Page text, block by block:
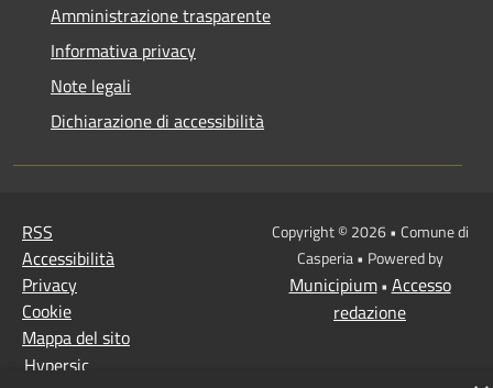
Amministrazione trasparente
Informativa privacy
Note legali
Dichiarazione di accessibilità
RSS
Accessibilità
Privacy
Cookie
Mappa del sito
Hypersic
Copyright © 2026 • Comune di
Casperia • Powered by
Municipium• Accesso
redazione